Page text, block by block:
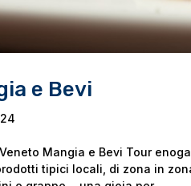
e Bevi
Mangia e Bevi Tour
tipici locali, di zona in